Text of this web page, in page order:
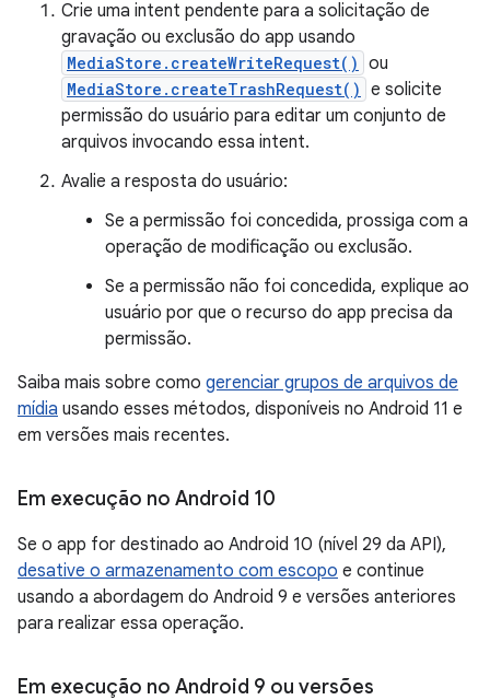
Crie uma intent pendente para a solicitação de
gravação ou exclusão do app usando
MediaStore.createWriteRequest() ou
MediaStore.createTrashRequest() e solicite
permissão do usuário para editar um conjunto de
arquivos invocando essa intent.
Avalie a resposta do usuário:
Se a permissão foi concedida, prossiga com a
operação de modificação ou exclusão.
Se a permissão não foi concedida, explique ao
usuário por que o recurso do app precisa da
permissão.
Saiba mais sobre como gerenciar grupos de arquivos de
mídia usando esses métodos, disponíveis no Android 11 e
em versões mais recentes.
Em execução no Android 10
Se o app for destinado ao Android 10 (nível 29 da API),
desative o armazenamento com escopo e continue
usando a abordagem do Android 9 e versões anteriores
para realizar essa operação.
Em execução no Android 9 ou versões